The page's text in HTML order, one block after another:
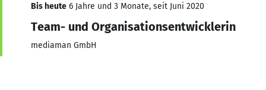
Bis heute 6 Jahre und 3 Monate, seit Juni 2020
Team- und Organisationsentwicklerin
mediaman GmbH